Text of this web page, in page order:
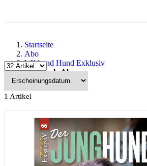
Startseite
Abo
Wild und Hund Exklusiv
Geschenk-Abo
1 Artikel